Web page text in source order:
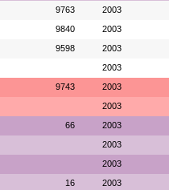
9763 2003
9840 2003
9598 2003
2003
9743 2003
2003
66 2003
2003
2003
16 2003